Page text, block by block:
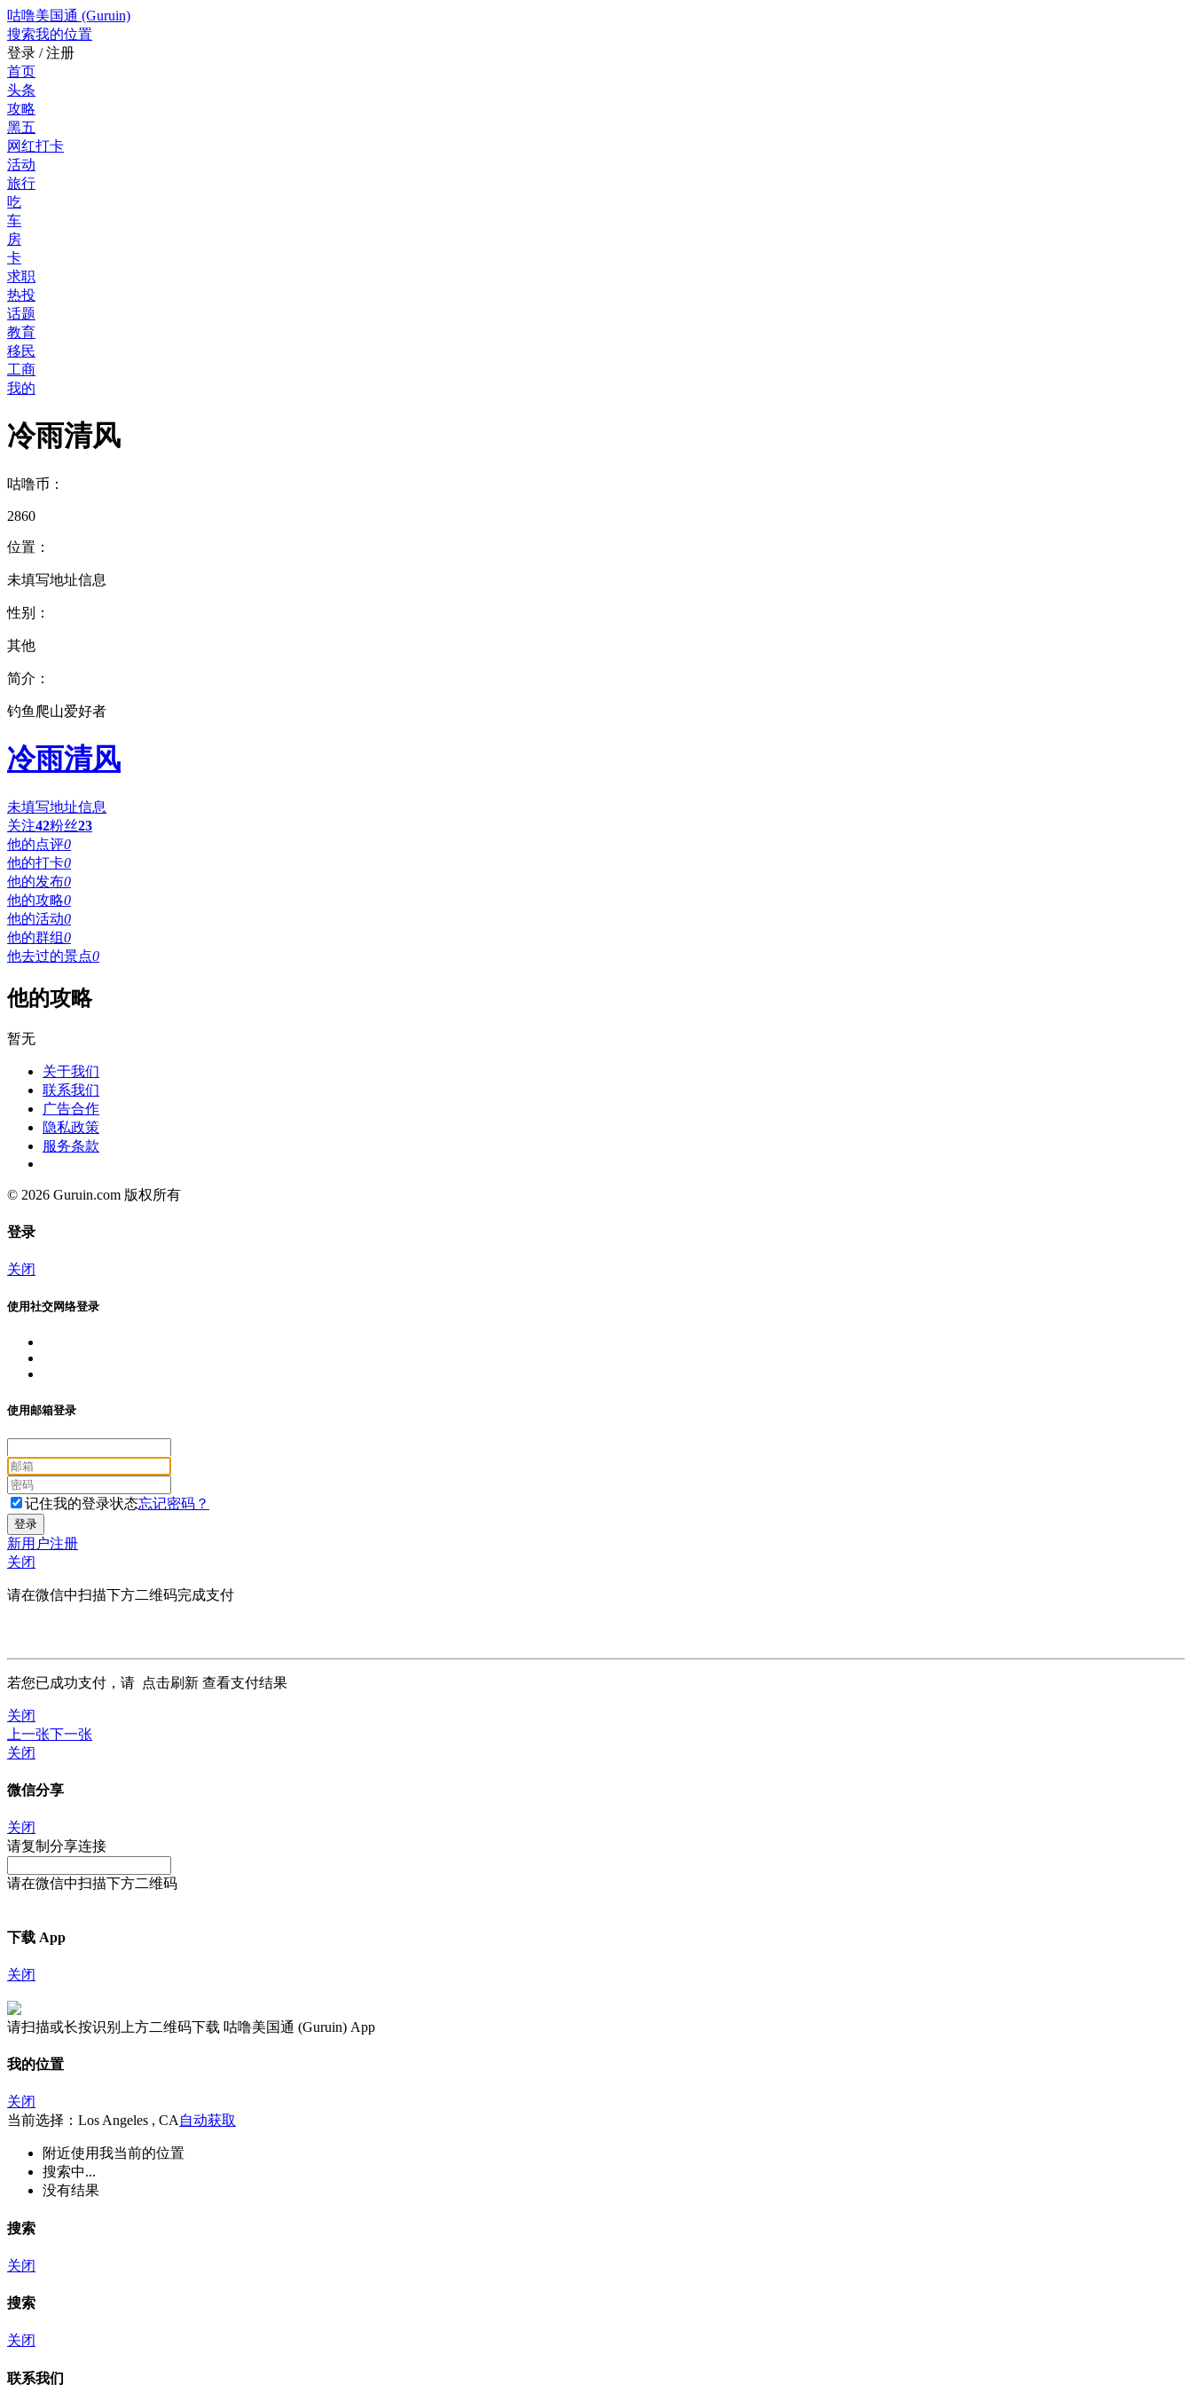
咕噜美国通 (Guruin)
搜索我的位置
登录 / 注册
首页
头条
攻略
黑五
网红打卡
活动
旅行
吃
车
房
卡
求职
热投
话题
教育
移民
工商
我的
冷雨清风
咕噜币：
2860
位置：
未填写地址信息
性别：
其他
简介：
钓鱼爬山爱好者
冷雨清风
未填写地址信息
关注42粉丝23
他的点评0
他的打卡0
他的发布0
他的攻略0
他的活动0
他的群组0
他去过的景点0
他的攻略
暂无
关于我们
联系我们
广告合作
隐私政策
服务条款
© 2026 Guruin.com 版权所有
登录
关闭
使用社交网络登录
使用邮箱登录
记住我的登录状态忘记密码？
新用户注册
关闭
请在微信中扫描下方二维码完成支付
若您已成功支付，请 点击刷新 查看支付结果
关闭
上一张下一张
关闭
微信分享
关闭
请复制分享连接
请在微信中扫描下方二维码
下载 App
关闭
请扫描或长按识别上方二维码下载 咕噜美国通 (Guruin) App
我的位置
关闭
当前选择：Los Angeles , CA 自动获取
附近使用我当前的位置
搜索中...
没有结果
搜索
关闭
搜索
关闭
联系我们